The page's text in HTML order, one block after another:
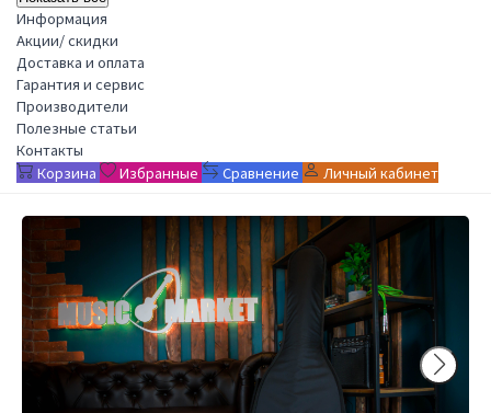
Информация
Акции/ скидки
Доставка и оплата
Гарантия и сервис
Производители
Полезные статьи
Контакты
Корзина
Избранные Сравнение Личный кабинет